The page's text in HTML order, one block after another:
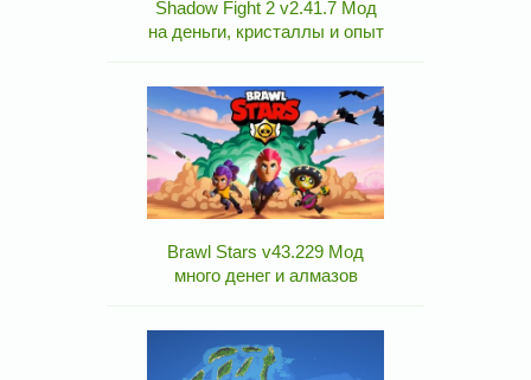
Shadow Fight 2 v2.41.7 Мод
на деньги, кристаллы и опыт
Brawl Stars v43.229 Мод
много денег и алмазов